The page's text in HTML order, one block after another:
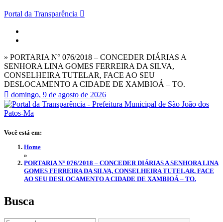
Portal da Transparência
» PORTARIA N° 076/2018 – CONCEDER DIÁRIAS A
SENHORA LINA GOMES FERREIRA DA SILVA,
CONSELHEIRA TUTELAR, FACE AO SEU
DESLOCAMENTO A CIDADE DE XAMBIOÁ – TO.
domingo, 9 de agosto de 2026
Você está em:
Home
»
PORTARIA N° 076/2018 – CONCEDER DIÁRIAS A SENHORA LINA
GOMES FERREIRA DA SILVA, CONSELHEIRA TUTELAR, FACE
AO SEU DESLOCAMENTO A CIDADE DE XAMBIOÁ – TO.
Busca